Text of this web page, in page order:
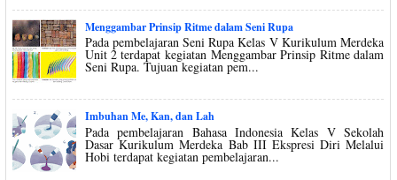
Menggambar Prinsip Ritme dalam Seni Rupa
Pada pembelajaran Seni Rupa Kelas V Kurikulum Merdeka
Unit 2 terdapat kegiatan Menggambar Prinsip Ritme dalam
Seni Rupa. Tujuan kegiatan pem...
Imbuhan Me, Kan, dan Lah
Pada pembelajaran Bahasa Indonesia Kelas V Sekolah
Dasar Kurikulum Merdeka Bab III Ekspresi Diri Melalui
Hobi terdapat kegiatan pembelajaran...